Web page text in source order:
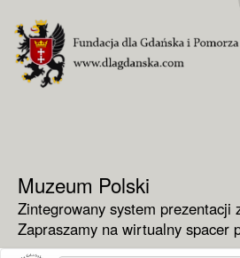
Muzeum Polski
Zintegrowany system prezentacji
Zapraszamy na wirtualny spacer